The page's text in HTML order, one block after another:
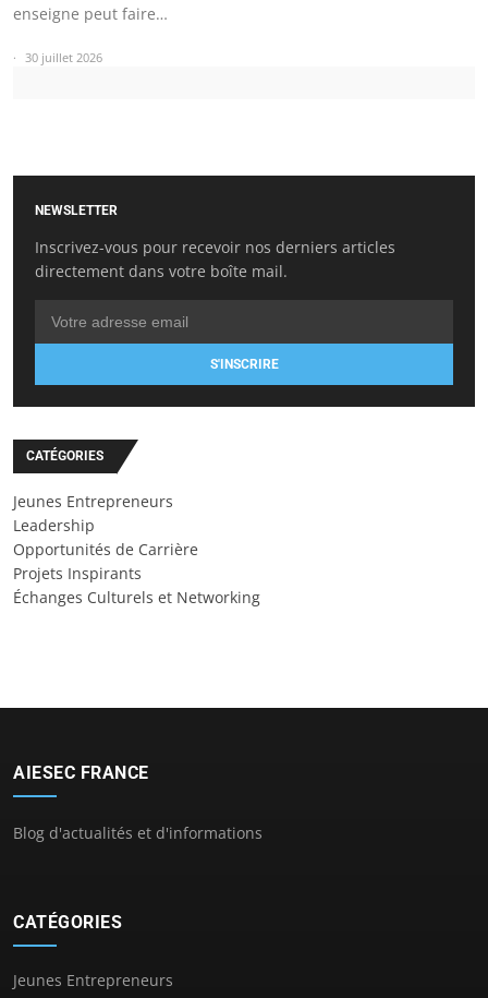
enseigne peut faire…
30 juillet 2026
NEWSLETTER
Inscrivez-vous pour recevoir nos derniers articles
directement dans votre boîte mail.
S'INSCRIRE
CATÉGORIES
Jeunes Entrepreneurs
Leadership
Opportunités de Carrière
Projets Inspirants
Échanges Culturels et Networking
AIESEC FRANCE
Blog d'actualités et d'informations
CATÉGORIES
Jeunes Entrepreneurs